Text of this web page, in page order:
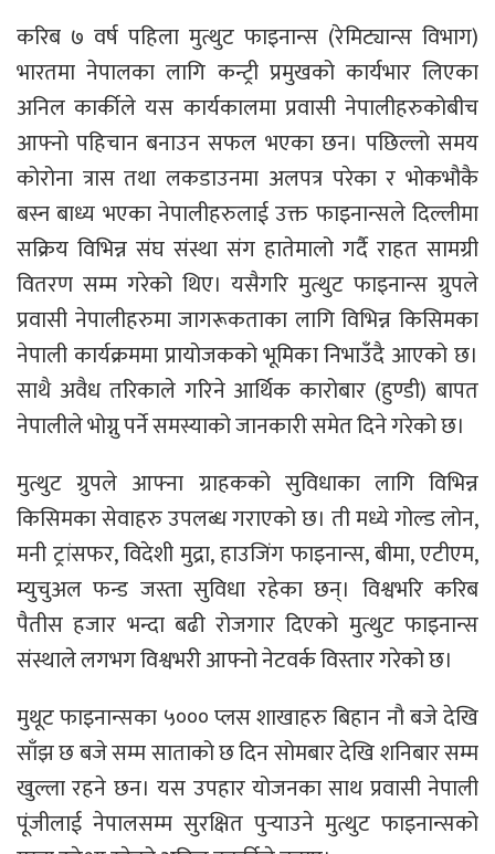
करिब ७ वर्ष पहिला मुत्थुट फाइनान्स (रेमिट्यान्स विभाग)
भारतमा नेपालका लागि कन्ट्री प्रमुखको कार्यभार लिएका
अनिल कार्कीले यस कार्यकालमा प्रवासी नेपालीहरुकोबीच
आफ्नो पहिचान बनाउन सफल भएका छन। पछिल्लो समय
कोरोना त्रास तथा लकडाउनमा अलपत्र परेका र भोकभौकै
बस्न बाध्य भएका नेपालीहरुलाई उक्त फाइनान्सले दिल्लीमा
सक्रिय विभिन्न संघ संस्था संग हातेमालो गर्दै राहत सामग्री
वितरण सम्म गरेको थिए। यसैगरि मुत्थुट फाइनान्स ग्रुपले
प्रवासी नेपालीहरुमा जागरूकताका लागि विभिन्न किसिमका
नेपाली कार्यक्रममा प्रायोजकको भूमिका निभाउँदै आएको छ।
साथै अवैध तरिकाले गरिने आर्थिक कारोबार (हुण्डी) बापत
नेपालीले भोग्नु पर्ने समस्याको जानकारी समेत दिने गरेको छ।
मुत्थुट ग्रुपले आफ्ना ग्राहकको सुविधाका लागि विभिन्न
किसिमका सेवाहरु उपलब्ध गराएको छ। ती मध्ये गोल्ड लोन,
मनी ट्रांसफर, विदेशी मुद्रा, हाउजिंग फाइनान्स, बीमा, एटीएम,
म्युचुअल फन्ड जस्ता सुविधा रहेका छन्। विश्वभरि करिब
पैतीस हजार भन्दा बढी रोजगार दिएको मुत्थुट फाइनान्स
संस्थाले लगभग विश्वभरी आफ्नो नेटवर्क विस्तार गरेको छ।
मुथूट फाइनान्सका ५००० प्लस शाखाहरु बिहान नौ बजे देखि
साँझ छ बजे सम्म साताको छ दिन सोमबार देखि शनिबार सम्म
खुल्ला रहने छन। यस उपहार योजनका साथ प्रवासी नेपाली
पूंजीलाई नेपालसम्म सुरक्षित पुर्‍याउने मुत्थुट फाइनान्सको